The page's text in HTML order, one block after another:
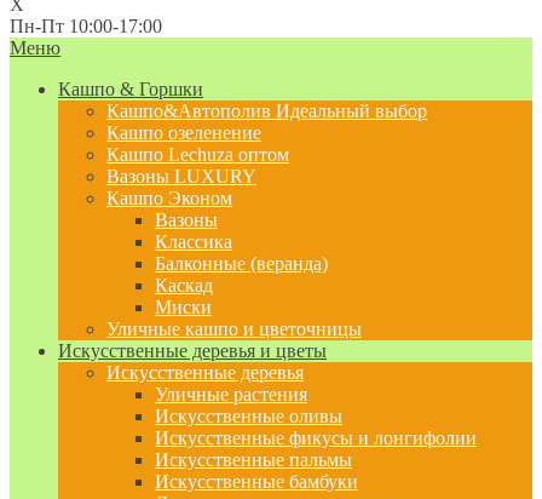
X
Пн-Пт 10:00-17:00
Меню
Кашпо & Горшки
Кашпо&Автополив Идеальный выбор
Кашпо озеленение
Кашпо Lechuza оптом
Вазоны LUXURY
Кашпо Эконом
Вазоны
Классика
Балконные (веранда)
Каскад
Миски
Уличные кашпо и цветочницы
Искусственные деревья и цветы
Искусственные деревья
Уличные растения
Искусственные оливы
Искусственные фикусы и лонгифолии
Искусственные пальмы
Искусственные бамбуки